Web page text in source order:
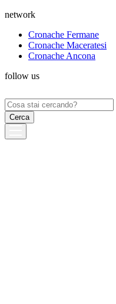
network
Cronache Fermane
Cronache Maceratesi
Cronache Ancona
follow us
Ricerca
per: